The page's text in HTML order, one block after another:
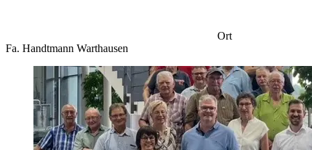
Ort
Fa. Handtmann Warthausen